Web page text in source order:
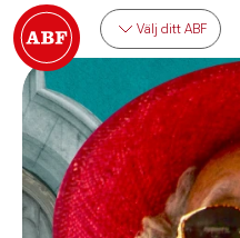
Välj ditt ABF